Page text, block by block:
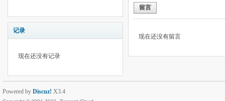
记录
现在还没有记录
留言
现在还没有留言
Powered by Discuz! X3.4